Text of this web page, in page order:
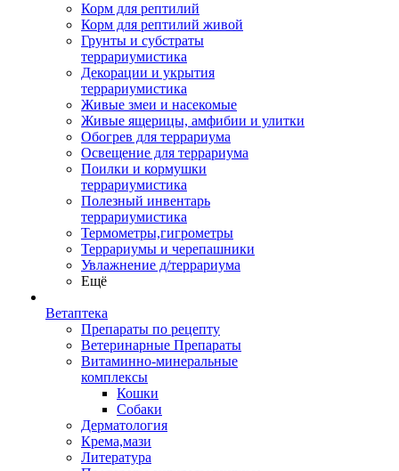
Корм для рептилий
Корм для рептилий живой
Грунты и субстраты
террариумистика
Декорации и укрытия
террариумистика
Живые змеи и насекомые
Живые ящерицы, амфибии и улитки
Обогрев для террариума
Освещение для террариума
Поилки и кормушки
террариумистика
Полезный инвентарь
террариумистика
Термометры,гигрометры
Террариумы и черепашники
Увлажнение д/террариума
Ещё
Ветаптека
Препараты по рецепту
Ветеринарные Препараты
Витаминно-минеральные
комплексы
Кошки
Собаки
Дерматология
Крема,мази
Литература